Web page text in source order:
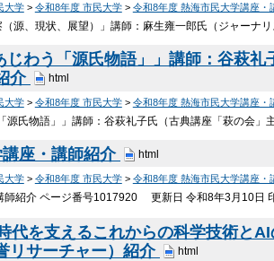
大学> 令和8年度 市民大学> 令和8年度 熱海市民大学講座・
源、現状、展望）」講師：麻生雍一郎氏（ジャーナ
じわう「源氏物語」」講師：谷萩
介
html
大学> 令和8年度 市民大学> 令和8年度 熱海市民大学講座・
源氏物語」」講師：谷萩礼子氏（古典講座「萩の会
座・講師紹介 html
大学> 令和8年度 市民大学> 令和8年度 熱海市民大学講座・
師紹介 ページ番号1017920 更新日 令和8年3月10日
代を支えるこれからの科学技術と
リサーチャー）紹介
html